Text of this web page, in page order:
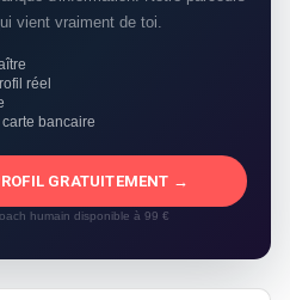
vient vraiment de toi.
réel
bancaire
GRATUITEMENT →
humain disponible à 99 €